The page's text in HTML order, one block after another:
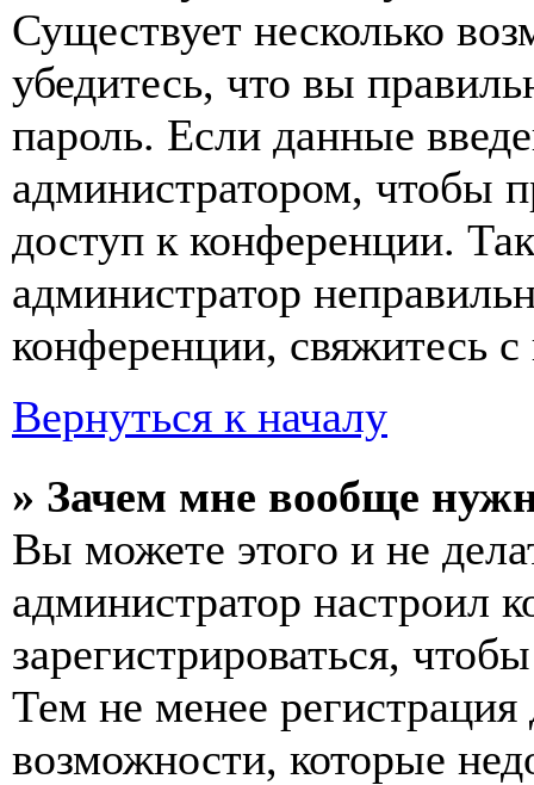
Существует несколько
убедитесь, что вы
пароль. Если данные
администратором, чтобы
доступ к конференции.
администратор
конференции, свяжитесь
Вернуться к началу
» Зачем мне вообще
Вы можете этого и не
администратор
зарегистрироваться,
Тем не менее
возможности, которые